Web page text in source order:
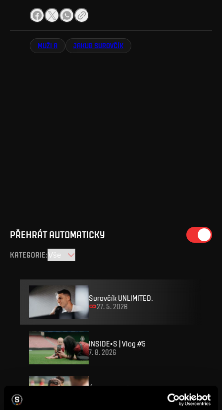
MUŽI A JAKUB SUROVČÍK
PŘEHRÁT AUTOMATICKY
KATEGORIE:
Surovčík UNLIMITED.
27. 5. 2026
INSIDE•S | Vlog #5
7. 8. 2026
Úkol je jasný